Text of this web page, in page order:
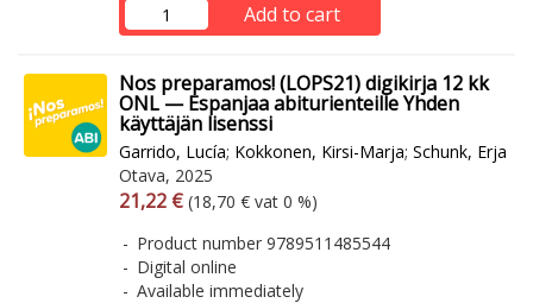
Add to cart
Nos preparamos! (LOPS21) digikirja 12 kk
ONL — Espanjaa abiturienteille Yhden
käyttäjän lisenssi
Garrido, Lucía; Kokkonen, Kirsi-Marja; Schunk, Erja
Otava, 2025
Arvonlisäverollinen hinta
21,22 € Excl. vat
(18,70 € vat 0 %)
Product number 9789511485544
Digital online
Available immediately